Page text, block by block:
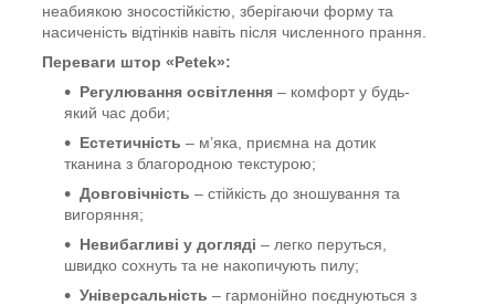
неабиякою зносостійкістю, зберігаючи форму та
насиченість відтінків навіть після численного прання.
Переваги штор «Petek»:
Регулювання освітлення – комфорт у будь-
який час доби;
Естетичність – м’яка, приємна на дотик
тканина з благородною текстурою;
Довговічність – стійкість до зношування та
вигоряння;
Невибагливі у догляді – легко перуться,
швидко сохнуть та не накопичують пилу;
Універсальність – гармонійно поєднуються з